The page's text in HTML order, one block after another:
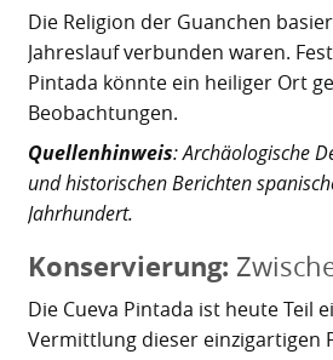
Die Religion der Guanchen
Jahreslauf verbunden waren.
Pintada könnte ein heiliger Ort
Beobachtungen.
Quellenhinweis: Archäologische
und historischen Berichten
Jahrhundert.
Konservierung:
Die Cueva Pintada ist heute Teil
Vermittlung dieser einzigartigen